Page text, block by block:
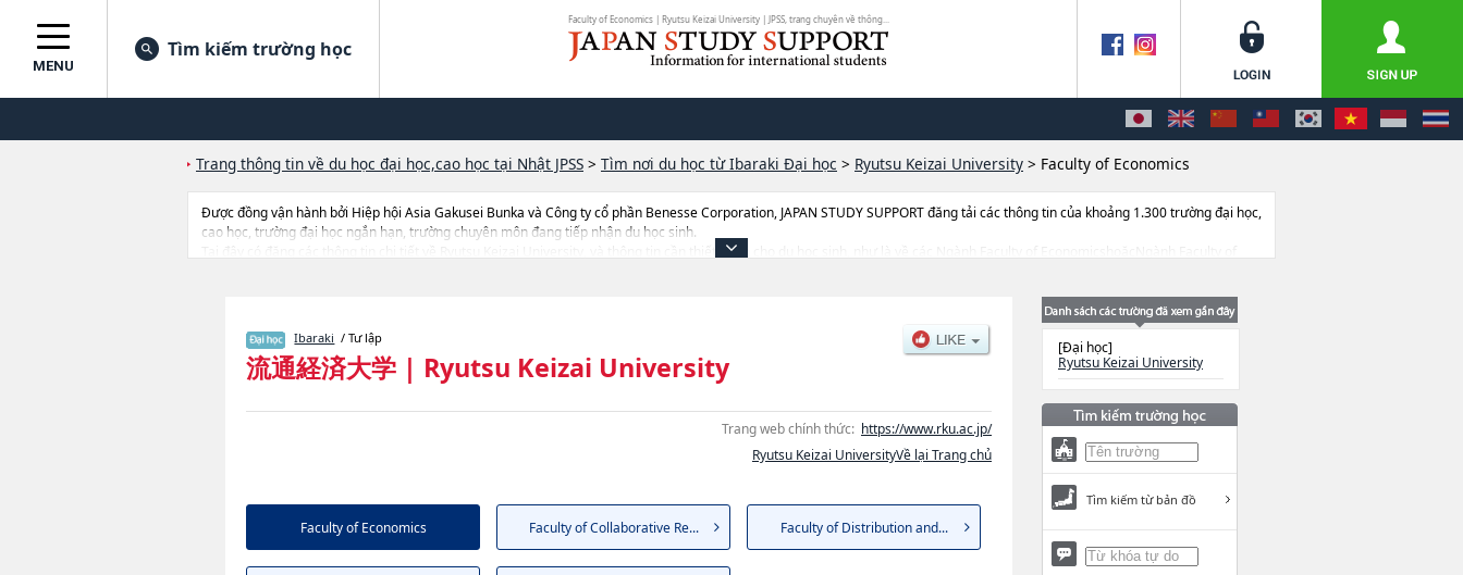
Faculty of Economics | Ryutsu Keizai University | JPSS, trang chuyên về thông...
MENU
Tìm kiếm trường học
Trang thông tin về du học đại học,cao học tại Nhật JPSS > Tìm nơi du học từ Ibaraki Đại học > Ryutsu Keizai University > Faculty of Economics
Được đồng vận hành bởi Hiệp hội Asia Gakusei Bunka và Công ty cổ phần Benesse Corporation, JAPAN STUDY SUPPORT đăng tải các thông tin của khoảng 1.300 trường đại học,
cao học, trường đại học ngắn hạn, trường chuyên môn đang tiếp nhận du học sinh.
Tại đây có đăng các thông tin chi tiết về Ryutsu Keizai University, và thông tin cần thiết dành cho du học sinh, như là về các Ngành Faculty of EconomicshoặcNgành Faculty of
Ibaraki / Tư lập
流通経済大学 | Ryutsu Keizai University
Trang web chính thức: https://www.rku.ac.jp/
Ryutsu Keizai UniversityVề lại Trang chủ
Faculty of Economics Faculty of Collaborative Re... Faculty of Distribution and...
[Đại học]
Ryutsu Keizai University
Tìm kiếm từ bản đồ